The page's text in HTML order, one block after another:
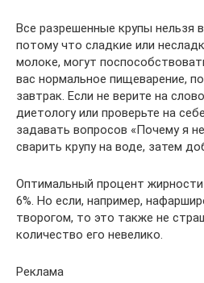
Все разрешенные крупы нельзя
потому что сладкие или
молоке, могут
вас нормальное пищеварение,
завтрак. Если не верите на
диетологу или проверьте на
задавать вопросов «Почему я
сварить крупу на воде, затем
Оптимальный процент
6%. Но если, например,
творогом, то это также не
количество его невелико.
Реклама